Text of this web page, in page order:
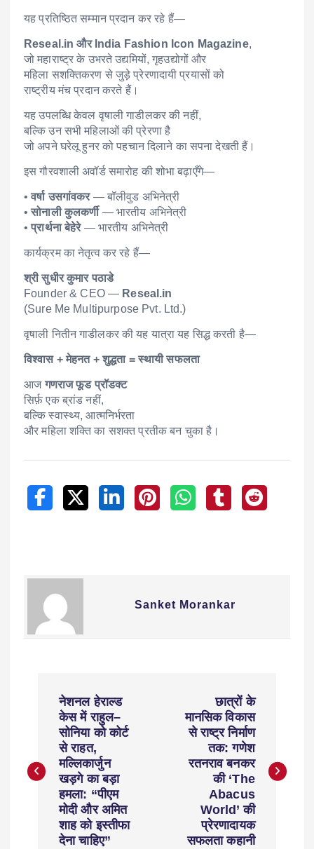
यह प्रतिष्ठित सम्मान प्रदान कर रहे हैं—
Reseal.in और India Fashion Icon Magazine,
जो महाराष्ट्र के उभरते उद्यमियों, गृहउद्योगों और
महिला सशक्तिकरण से जुड़े प्रेरणादायी प्रयासों को
राष्ट्रीय मंच प्रदान करते हैं।
यह उपलब्धि केवल वृषाली गाडीलकर की नहीं,
बल्कि उन सभी महिलाओं की प्रेरणा है
जो अपने घरेलू हुनर को पहचान दिलाने का सपना देखती हैं।
इस गौरवशाली अवॉर्ड समारोह की शोभा बढ़ाएँगे—
•वर्षा उसगांवकर— बॉलीवुड अभिनेत्री
•सोनाली कुलकर्णी— भारतीय अभिनेत्री
•प्रार्थना बेहेरे— भारतीय अभिनेत्री
कार्यक्रम का नेतृत्व कर रहे हैं—
श्री सुधीर कुमार पठाडे
Founder & CEO — Reseal.in
(Sure Me Multipurpose Pvt. Ltd.)
वृषाली नितीन गाडीलकर की यह यात्रा यह सिद्ध करती है—
विश्वास + मेहनत + शुद्धता = स्थायी सफलता
आजगणराज फूड प्रॉडक्ट
सिर्फ़ एक ब्रांड नहीं,
बल्कि स्वास्थ्य, आत्मनिर्भरता
और महिला शक्ति का सशक्त प्रतीक बन चुका है।
Sanket Morankar
नेशनल हेराल्ड
केस में राहुल–
सोनिया को कोर्ट
से राहत,
मल्लिकार्जुन
खड़गे का बड़ा
हमला: “पीएम
मोदी और अमित
शाह को इस्तीफा
देना चाहिए”
छात्रों के
मानसिक विकास
से राष्ट्र निर्माण
तक: गणेश
रतनराव बनकर
की ‘The
Abacus
World’ की
प्रेरणादायक
सफलता कहानी